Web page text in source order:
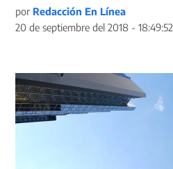
por Redacción En Línea
20 de septiembre del 2018 - 18:49:52